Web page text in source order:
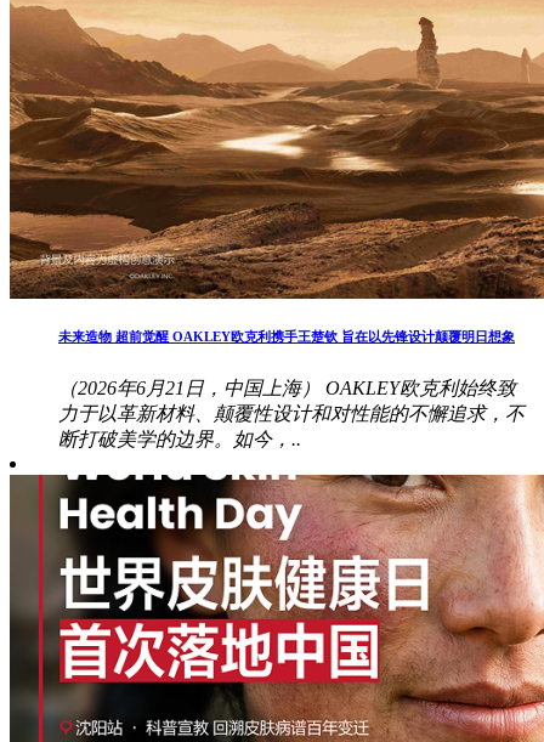
未来造物 超前觉醒 OAKLEY欧克利携手王楚钦 旨在以先锋设计颠覆明日想象
（2026年6月21日，中国上海） OAKLEY欧克利始终致
力于以革新材料、颠覆性设计和对性能的不懈追求，不
断打破美学的边界。如今，..